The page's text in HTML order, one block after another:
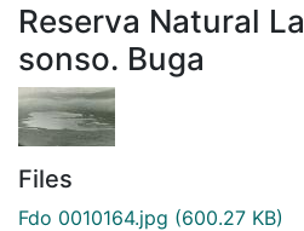
Reserva Natural
sonso. Buga
Files
Fdo 0010164.jpg (600.27 KB)